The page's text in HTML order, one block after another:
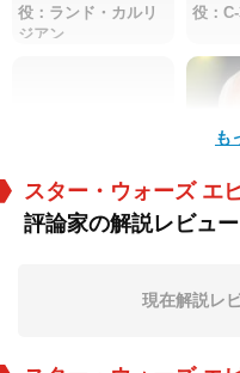
役：ランド・カルリ
ジアン
役：
セバスチャン・ショ
イアン
も
スター・ウォーズ エ
評論家の解説レビュー
現在解説レ